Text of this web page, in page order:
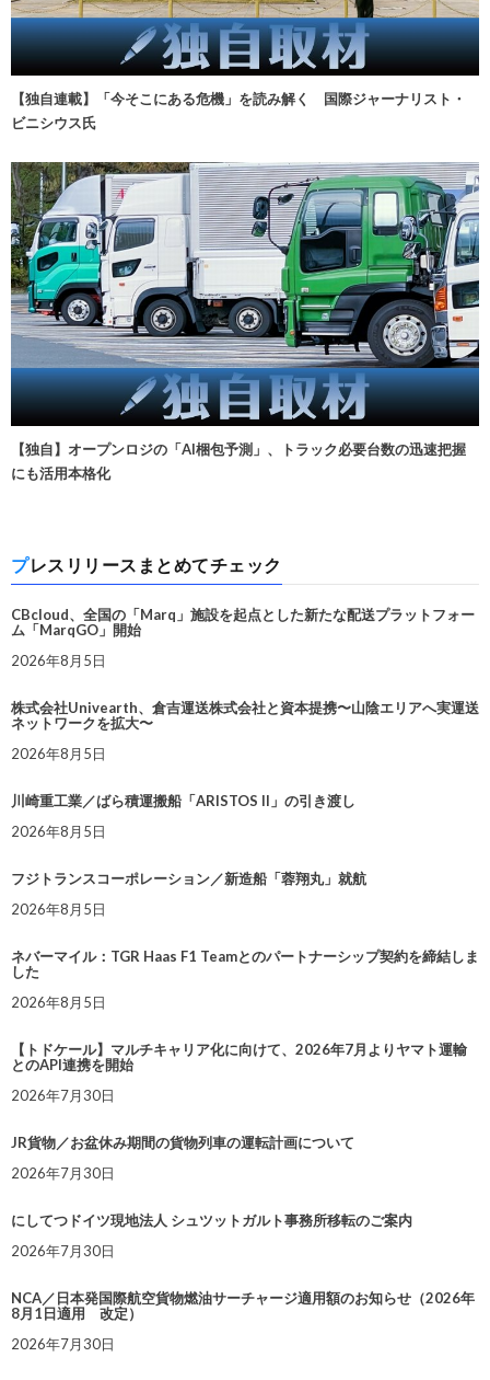
【独自連載】「今そこにある危機」を読み解く 国際ジャーナリスト・
ビニシウス氏
【独自】オープンロジの「AI梱包予測」、トラック必要台数の迅速把握
にも活用本格化
プレスリリースまとめてチェック
CBcloud、全国の「Marq」施設を起点とした新たな配送プラットフォー
ム「MarqGO」開始
2026年8月5日
株式会社Univearth、倉吉運送株式会社と資本提携〜山陰エリアへ実運送
ネットワークを拡大〜
2026年8月5日
川崎重工業／ばら積運搬船「ARISTOS II」の引き渡し
2026年8月5日
フジトランスコーポレーション／新造船「蓉翔丸」就航
2026年8月5日
ネバーマイル：TGR Haas F1 Teamとのパートナーシップ契約を締結しま
した
2026年8月5日
【トドケール】マルチキャリア化に向けて、2026年7月よりヤマト運輸
とのAPI連携を開始
2026年7月30日
JR貨物／お盆休み期間の貨物列車の運転計画について
2026年7月30日
にしてつドイツ現地法人 シュツットガルト事務所移転のご案内
2026年7月30日
NCA／日本発国際航空貨物燃油サーチャージ適用額のお知らせ（2026年
8月1日適用 改定）
2026年7月30日